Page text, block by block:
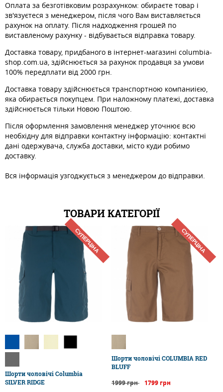
Оплата за безготівковим розрахунком: обираєте товар і
зв'язуєтеся з менеджером, після чого Вам виставляється
рахунок на оплату. Після надходження грошей по
виставленому рахунку - відбувається відправка товару.
Доставка товару, придбаного в інтернет-магазині columbia-
shop.com.ua, здійснюється за рахунок продавця за умови
100% передплати від 2000 грн.
Доставка товару здійснюється транспортною компаниією,
яка обирається покупцем. При наложному платежі, доставка
здійснюється тільки Новою Поштою.
Після оформлення замовлення менеджер уточнює всю
необхідну для відправки контактну інформацію: контактні
дані одержувача, служба доставки, місто куди робимо
доставку.
Вся інформація узгоджується з менеджером до відправки.
ТОВАРИ КАТЕГОРІЇ
СУПЕРЦІНА
Шорти чоловічі Columbia
SILVER RIDGE
СУПЕРЦІНА
Шорти чоловічі COLUMBIA RED
BLUFF
1999 грн 1799 грн